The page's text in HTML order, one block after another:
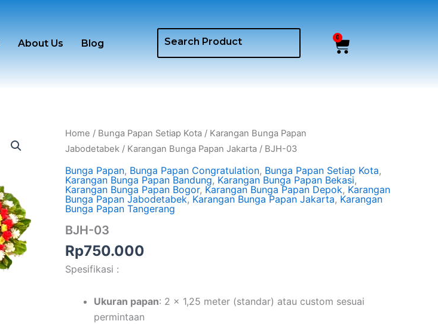
About Us Blog
0 Cart
Home / Bunga Papan Setiap Kota / Karangan Bunga Papan
Jabodetabek / Karangan Bunga Papan Jakarta / BJH-03
Bunga Papan, Bunga Papan Congratulation, Bunga Papan Setiap Kota,
Karangan Bunga Papan Bandung, Karangan Bunga Papan Bekasi,
Karangan Bunga Papan Bogor, Karangan Bunga Papan Depok, Karangan
Bunga Papan Jabodetabek, Karangan Bunga Papan Jakarta, Karangan
Bunga Papan Tangerang
BJH-03
Rp750.000
Spesifikasi :
Ukuran papan: 2 x 1,25 meter (standar) atau custom sesuai
permintaan
BJH-
quantity